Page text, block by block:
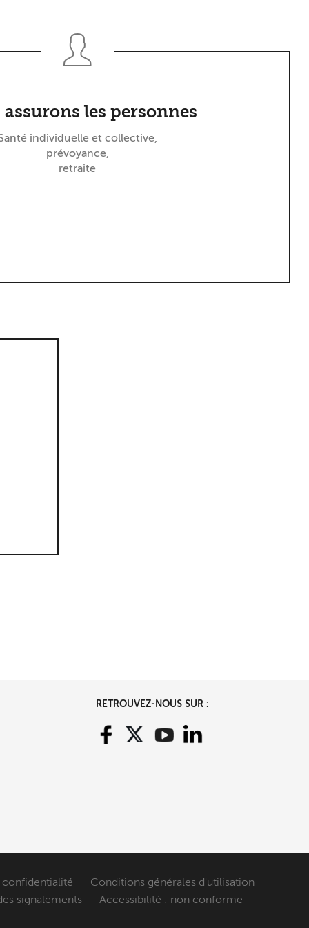
assurons les personnes
individuelle et collective,
prévoyance,
retraite
RETROUVEZ-NOUS SUR :
Conditions générales d'utilisation
signalements
Accessibilité : non conforme